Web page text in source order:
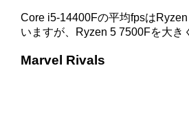
Core i5-14400Fの平均fpsは
いますが、Ryzen 5 7500Fを大き
Marvel Rivals